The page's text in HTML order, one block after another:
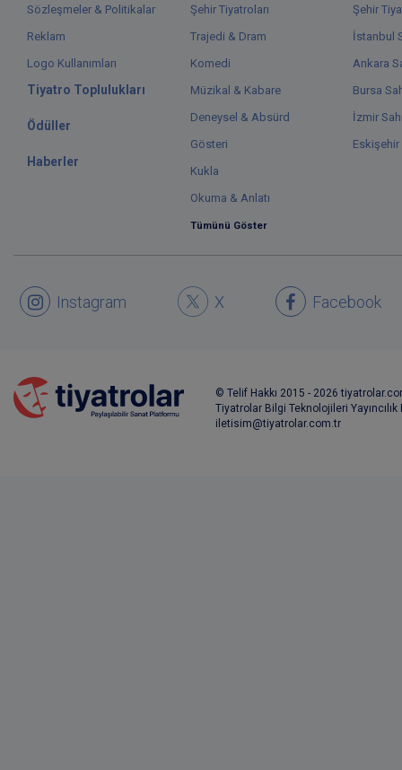
Sözleşmeler & Politikalar
Reklam
Logo Kullanımları
Tiyatro Toplulukları
Ödüller
Haberler
Şehir Tiyatroları
Trajedi & Dram
Komedi
Müzikal & Kabare
Deneysel & Absürd
Gösteri
Kukla
Okuma & Anlatı
Tümünü Göster
Şehir
İstanbul
Ankara
Bursa
İzmir
Facebook
X
Instagram
© Telif Hakkı 2015 - 2026
Tiyatrolar Bilgi Teknolojileri Yayıncılık
iletisim@tiyatrolar.com.tr